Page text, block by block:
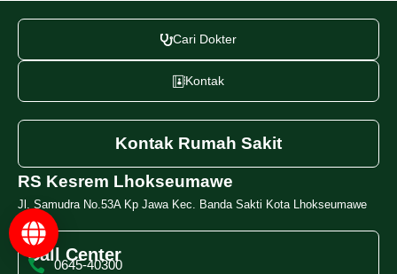
Cari Dokter
Kontak
Kontak Rumah Sakit
RS Kesrem Lhokseumawe
Jl. Samudra No.53A Kp Jawa Kec. Banda Sakti Kota Lhokseumawe
Call Center
0645-40300